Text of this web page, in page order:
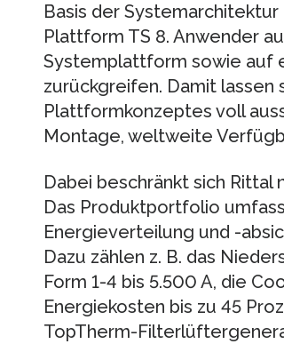
Basis der
Plattform TS 8. Anwender
Systemplattform sowie auf
zurückgreifen. Damit
Plattformkonzeptes voll
Montage, weltweite
Dabei beschränkt sich Rittal
Das Produktportfolio
Energieverteilung und -
Dazu zählen z. B. das
Form 1-4 bis 5.500 A, die
Energiekosten bis zu 45
TopTherm-